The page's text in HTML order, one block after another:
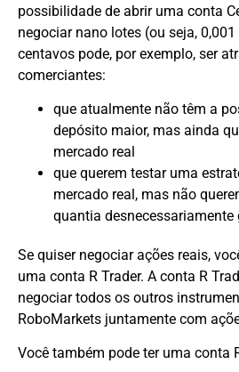
possibilidade de abrir uma conta
negociar nano lotes (ou seja,
centavos pode, por exemplo, ser
comerciantes:
que atualmente não têm a
depósito maior, mas ainda
mercado real
que querem testar uma
mercado real, mas não
quantia desnecessariamente
Se quiser negociar ações reais,
uma conta R Trader. A conta R
negociar todos os outros
RoboMarkets juntamente com
Você também pode ter uma conta